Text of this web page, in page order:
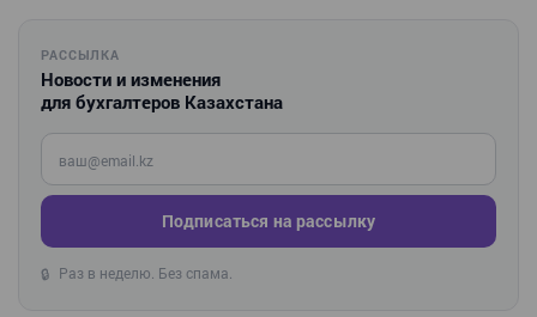
РАССЫЛКА
Новости и изменения
для бухгалтеров Казахстана
Введите ваш e-mail
Подписаться на рассылку
🔒 Раз в неделю. Без спама.